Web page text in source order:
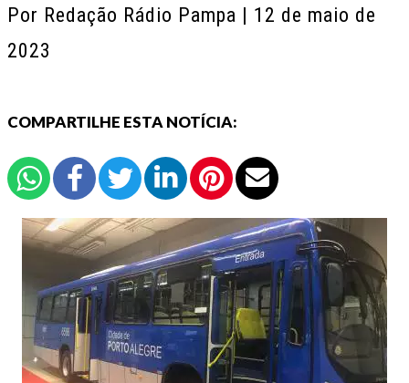
Por Redação Rádio Pampa | 12 de maio de
2023
COMPARTILHE ESTA NOTÍCIA: